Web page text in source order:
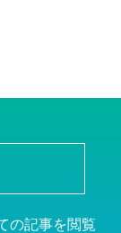
の記事を閲覧